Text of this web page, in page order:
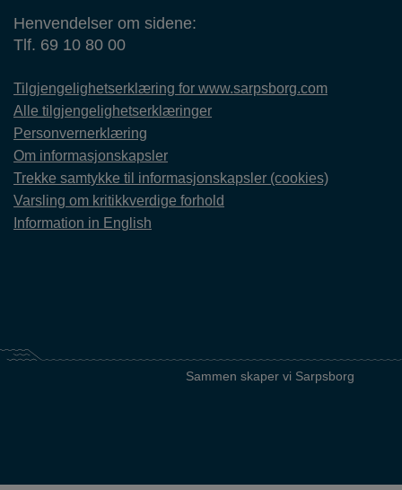
Henvendelser om sidene:
Tlf. 69 10 80 00
Tilgjengelighetserklæring for www.sarpsborg.com
Alle tilgjengelighetserklæringer
Personvernerklæring
Om informasjonskapsler
Trekke samtykke til informasjonskapsler (cookies)
Varsling om kritikkverdige forhold
Information in English
Sammen skaper vi Sarpsborg